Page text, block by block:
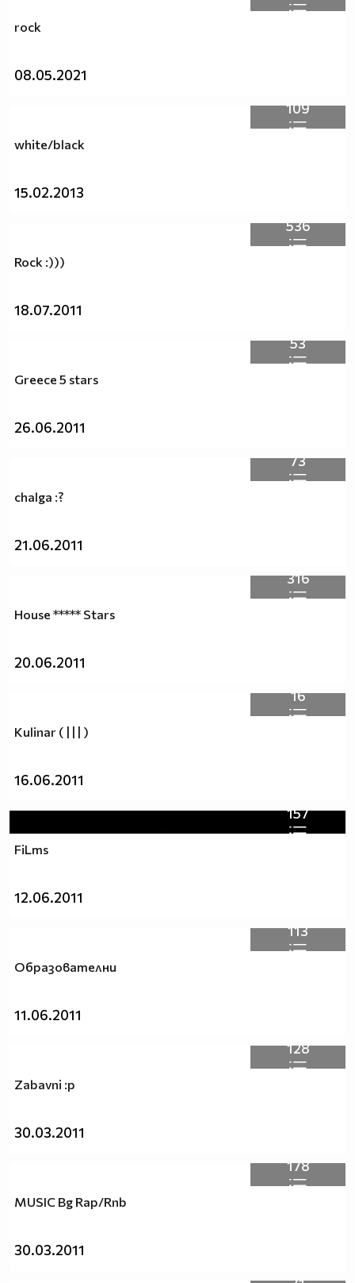
rock
08.05.2021
109
white/black
15.02.2013
536
Rock :)))
18.07.2011
53
Greece 5 stars
26.06.2011
73
chalga :?
21.06.2011
316
House ***** Stars
20.06.2011
16
Kulinar ( | | | )
16.06.2011
157
FiLms
12.06.2011
113
Oбразователни
11.06.2011
128
Zabavni :p
30.03.2011
178
MUSIC Bg Rap/Rnb
30.03.2011